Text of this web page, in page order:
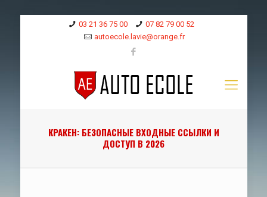
03 21 36 75 00
07 82 79 00 52
autoecole.lavie@orange.fr
КРАКЕН: БЕЗОПАСНЫЕ ВХОДНЫЕ ССЫЛКИ И
ДОСТУП В 2026